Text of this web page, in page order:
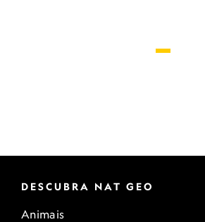
DESCUBRA NAT GEO
Animais